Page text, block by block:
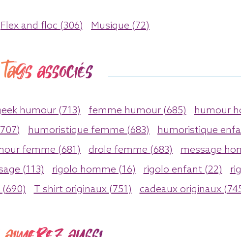
Flex and floc (306) Musique (72)
tags associés
humour (713) femme humour (685)
humour
humoristique femme (683)
humoristique
femme (681) drole femme (683)
message
(113) rigolo homme (16) rigolo enfant (22)
T shirt originaux (751) cadeaux originaux